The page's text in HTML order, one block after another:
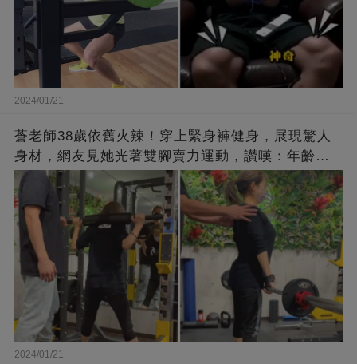
2024/01/21
蒼老師38歲依舊火辣！穿上緊身褲健身，展現驚人
身材，網友見她光著雙腳賣力運動，讚嘆：年齡不
過是個數字！
2024/01/21